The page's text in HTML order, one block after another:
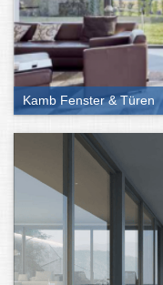
Kamb Fenster & Türen